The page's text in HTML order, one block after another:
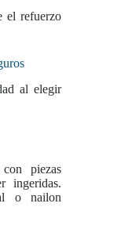
el refuerzo
al elegir
piezas
ingeridas.
o nailon